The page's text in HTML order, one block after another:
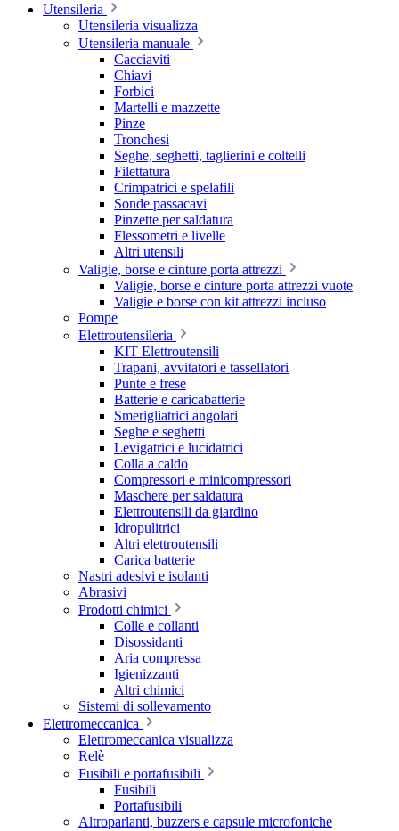
Utensileria
Utensileria visualizza
Utensileria manuale
Cacciaviti
Chiavi
Forbici
Martelli e mazzette
Pinze
Tronchesi
Seghe, seghetti, taglierini e coltelli
Filettatura
Crimpatrici e spelafili
Sonde passacavi
Pinzette per saldatura
Flessometri e livelle
Altri utensili
Valigie, borse e cinture porta attrezzi
Valigie, borse e cinture porta attrezzi vuote
Valigie e borse con kit attrezzi incluso
Pompe
Elettroutensileria
KIT Elettroutensili
Trapani, avvitatori e tassellatori
Punte e frese
Batterie e caricabatterie
Smerigliatrici angolari
Seghe e seghetti
Levigatrici e lucidatrici
Colla a caldo
Compressori e minicompressori
Maschere per saldatura
Elettroutensili da giardino
Idropulitrici
Altri elettroutensili
Carica batterie
Nastri adesivi e isolanti
Abrasivi
Prodotti chimici
Colle e collanti
Disossidanti
Aria compressa
Igienizzanti
Altri chimici
Sistemi di sollevamento
Elettromeccanica
Elettromeccanica visualizza
Relè
Fusibili e portafusibili
Fusibili
Portafusibili
Altroparlanti, buzzers e capsule microfoniche